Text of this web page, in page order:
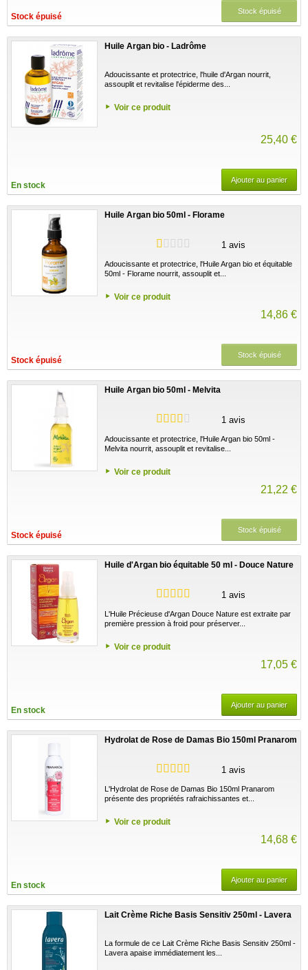
Stock épuisé
Stock épuisé
Huile Argan bio - Ladrôme
Adoucissante et protectrice, l'huile d'Argan nourrit,
assouplit et revitalise l'épiderme des...
Voir ce produit
25,40 €
En stock
Ajouter au panier
Huile Argan bio 50ml - Florame
1 avis
Adoucissante et protectrice, l'Huile Argan bio et équitable
50ml - Florame nourrit, assouplit et...
Voir ce produit
14,86 €
Stock épuisé
Stock épuisé
Huile Argan bio 50ml - Melvita
1 avis
Adoucissante et protectrice, l'Huile Argan bio 50ml -
Melvita nourrit, assouplit et revitalise...
Voir ce produit
21,22 €
Stock épuisé
Stock épuisé
Huile d'Argan bio équitable 50 ml - Douce Nature
1 avis
L'Huile Précieuse d'Argan Douce Nature est extraite par
première pression à froid pour préserver...
Voir ce produit
17,05 €
En stock
Ajouter au panier
Hydrolat de Rose de Damas Bio 150ml Pranarom
1 avis
L'Hydrolat de Rose de Damas Bio 150ml Pranarom
présente des propriétés rafraichissantes et...
Voir ce produit
14,68 €
En stock
Ajouter au panier
Lait Crème Riche Basis Sensitiv 250ml - Lavera
La formule de ce Lait Crème Riche Basis Sensitiv 250ml -
Lavera apaise immédiatement les...